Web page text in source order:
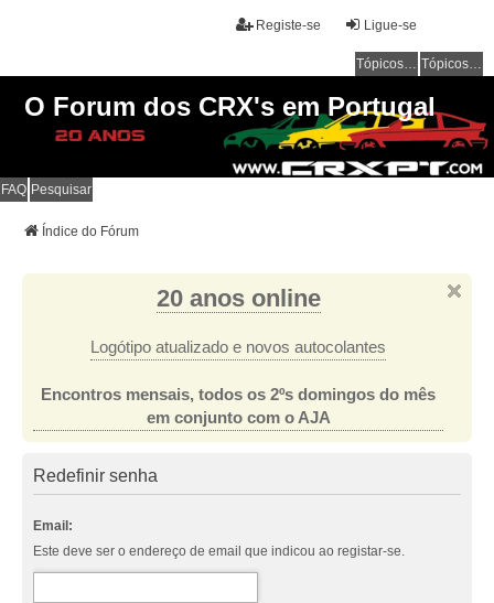
Ligue-se
Registe-se
Tópicos sem resposta Tópicos ativos
O Forum dos CRX's em Portugal
FAQ Pesquisar
Índice do Fórum
20 anos online
Logótipo atualizado e novos autocolantes
Encontros mensais, todos os 2ºs domingos do mês
em conjunto com o AJA
Redefinir senha
Email:
Este deve ser o endereço de email que indicou ao registar-se.